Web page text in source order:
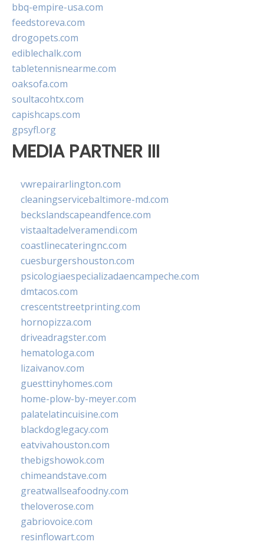
bbq-empire-usa.com
feedstoreva.com
drogopets.com
ediblechalk.com
tabletennisnearme.com
oaksofa.com
soultacohtx.com
capishcaps.com
gpsyfl.org
MEDIA PARTNER III
vwrepairarlington.com
cleaningservicebaltimore-md.com
beckslandscapeandfence.com
vistaaltadelveramendi.com
coastlinecateringnc.com
cuesburgershouston.com
psicologiaespecializadaencampeche.com
dmtacos.com
crescentstreetprinting.com
hornopizza.com
driveadragster.com
hematologa.com
lizaivanov.com
guesttinyhomes.com
home-plow-by-meyer.com
palatelatincuisine.com
blackdoglegacy.com
eatvivahouston.com
thebigshowok.com
chimeandstave.com
greatwallseafoodny.com
theloverose.com
gabriovoice.com
resinflowart.com